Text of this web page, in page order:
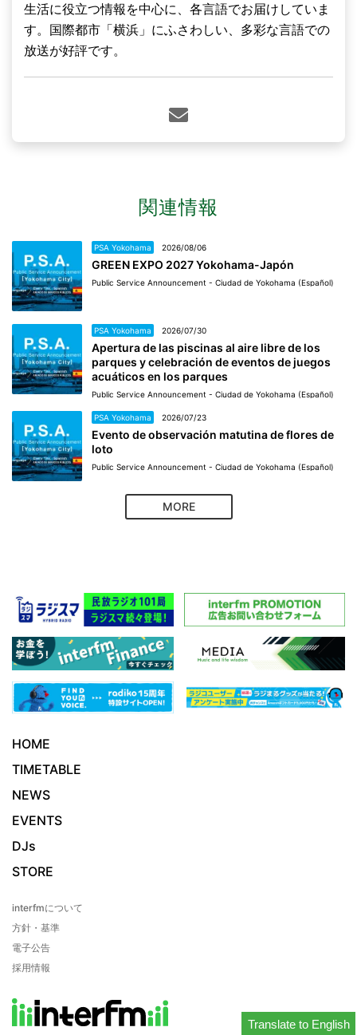
生活に役立つ情報を中心に、各言語でお届けしていま
す。国際都市「横浜」にふさわしい、多彩な言語での
放送が好評です。
関連情報
PSA Yokohama 2026/08/06
GREEN EXPO 2027 Yokohama-Japón
Public Service Announcement - Ciudad de Yokohama (Español)
PSA Yokohama 2026/07/30
Apertura de las piscinas al aire libre de los
parques y celebración de eventos de juegos
acuáticos en los parques
Public Service Announcement - Ciudad de Yokohama (Español)
PSA Yokohama 2026/07/23
Evento de observación matutina de flores de
loto
Public Service Announcement - Ciudad de Yokohama (Español)
MORE
Translate to English
HOME
TIMETABLE
NEWS
EVENTS
DJs
STORE
interfmについて
方針・基準
電子公告
採用情報